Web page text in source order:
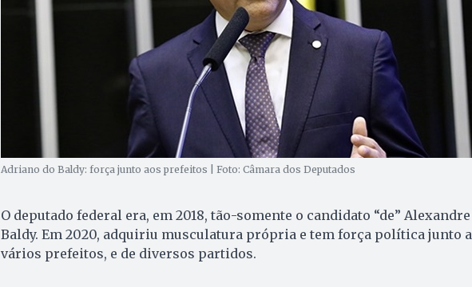
Adriano do Baldy: força junto aos prefeitos | Foto: Câmara dos Deputados
O deputado federal era, em 2018, tão-somente o candidato “de” Alexandre
Baldy. Em 2020, adquiriu musculatura própria e tem força política junto a
vários prefeitos, e de diversos partidos.